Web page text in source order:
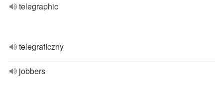
telegraphic
telegraficzny
jobbers